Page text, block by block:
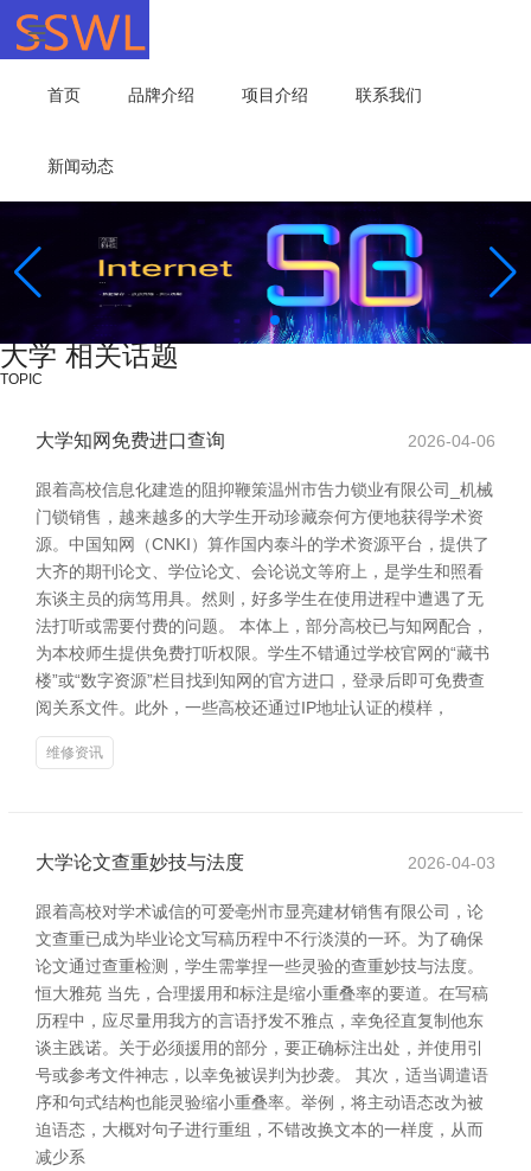
首页 品牌介绍 项目介绍 联系我们
新闻动态
大学 相关话题
TOPIC
大学知网免费进口查询 2026-04-06
跟着高校信息化建造的阻抑鞭策温州市告力锁业有限公司_机械
门锁销售，越来越多的大学生开动珍藏奈何方便地获得学术资
源。中国知网（CNKI）算作国内泰斗的学术资源平台，提供了
大齐的期刊论文、学位论文、会论说文等府上，是学生和照看
东谈主员的病笃用具。然则，好多学生在使用进程中遭遇了无
法打听或需要付费的问题。 本体上，部分高校已与知网配合，
为本校师生提供免费打听权限。学生不错通过学校官网的“藏书
楼”或“数字资源”栏目找到知网的官方进口，登录后即可免费查
阅关系文件。此外，一些高校还通过IP地址认证的模样，
维修资讯
大学论文查重妙技与法度 2026-04-03
跟着高校对学术诚信的可爱亳州市显亮建材销售有限公司，论
文查重已成为毕业论文写稿历程中不行淡漠的一环。为了确保
论文通过查重检测，学生需掌捏一些灵验的查重妙技与法度。
恒大雅苑 当先，合理援用和标注是缩小重叠率的要道。在写稿
历程中，应尽量用我方的言语抒发不雅点，幸免径直复制他东
谈主践诺。关于必须援用的部分，要正确标注出处，并使用引
号或参考文件神志，以幸免被误判为抄袭。 其次，适当调遣语
序和句式结构也能灵验缩小重叠率。举例，将主动语态改为被
迫语态，大概对句子进行重组，不错改换文本的一样度，从而
减少系